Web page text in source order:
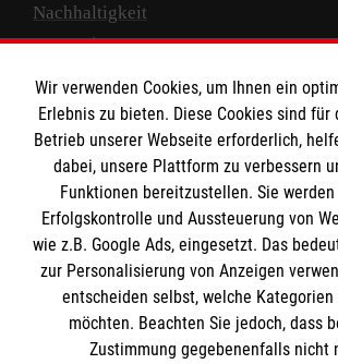
Nachhaltigkeit
Prävention
Compliance
Transparenz
Spenden und Helfen
Spendenkonto
Empfänger: Malteser Hilfsdienst e.V.
IBAN: DE10 3706 0120 1201 2000 12
BIC: GENODED 1PA7
Wir verwenden Cookies, um Ihnen ein
Erlebnis zu bieten. Diese Cookies sind für
Betrieb unserer Webseite erforderlich,
dabei, unsere Plattform zu verbessern
Funktionen bereitzustellen. Sie
Erfolgskontrolle und Aussteuerung von
wie z.B. Google Ads, eingesetzt. Das
zur Personalisierung von Anzeigen
entscheiden selbst, welche Kategorien
möchten. Beachten Sie jedoch, dass
Zustimmung gegebenenfalls nicht